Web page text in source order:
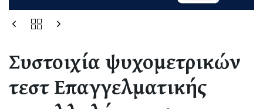
Συστοιχία ψυχομετρικών
τεστ Επαγγελματικής